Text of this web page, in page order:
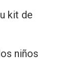
kit de
niños